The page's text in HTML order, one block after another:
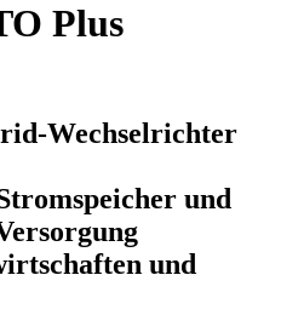
Plus
Wechselrichter
und
und